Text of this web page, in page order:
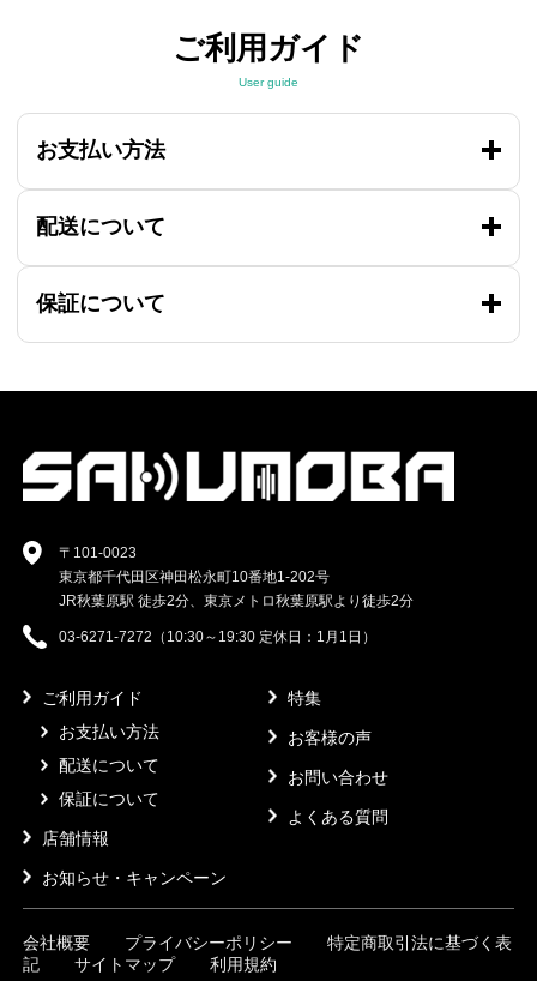
ご利用ガイド
User guide
お支払い方法
配送について
保証について
〒101-0023
東京都千代田区神田松永町10番地1-202号
JR秋葉原駅 徒歩2分、東京メトロ秋葉原駅より徒歩2分
03-6271-7272（10:30～19:30 定休日：1月1日）
ご利用ガイド
お支払い方法
配送について
保証について
店舗情報
お知らせ・キャンペーン
特集
お客様の声
お問い合わせ
よくある質問
会社概要 プライバシーポリシー
特定商取引法に基づく表
記
サイトマップ 利用規約